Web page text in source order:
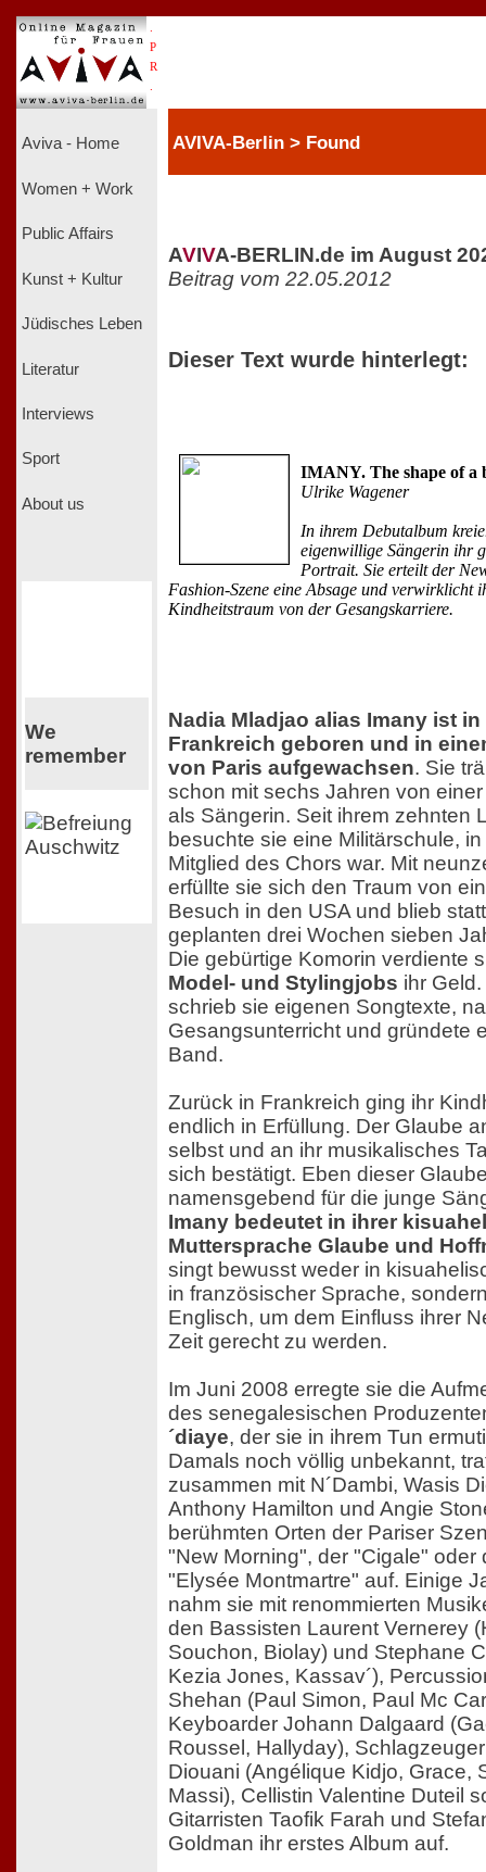
P
R
Aviva - Home
Women + Work
Public Affairs
Kunst + Kultur
Jüdisches Leben
Literatur
Interviews
Sport
About us
We
remember
AVIVA-Berlin > Found
AVIVA-BERLIN.de im August
Beitrag vom 22.05.2012
Dieser Text wurde hinterlegt:
IMANY. The shape of a
Ulrike Wagener
In ihrem Debutalbum
eigenwillige Sängerin ihr
Portrait. Sie erteilt der
Fashion-Szene eine Absage und verwirklicht
Kindheitstraum von der Gesangskarriere.
Nadia Mladjao alias Imany ist in
Frankreich geboren und in
von Paris aufgewachsen. Sie
schon mit sechs Jahren von
als Sängerin. Seit ihrem zehnten
besuchte sie eine Militärschule,
Mitglied des Chors war. Mit
erfüllte sie sich den Traum von
Besuch in den USA und blieb
geplanten drei Wochen sieben
Die gebürtige Komorin verdiente
Model- und Stylingjobs ihr
schrieb sie eigenen Songtexte,
Gesangsunterricht und gründete
Band.
Zurück in Frankreich ging ihr
endlich in Erfüllung. Der Glaube
selbst und an ihr musikalisches
sich bestätigt. Eben dieser
namensgebend für die junge
Imany bedeutet in ihrer
Muttersprache Glaube und
singt bewusst weder in
in französischer Sprache,
Englisch, um dem Einfluss ihrer
Zeit gerecht zu werden.
Im Juni 2008 erregte sie die
des senegalesischen
´diaye, der sie in ihrem Tun
Damals noch völlig unbekannt,
zusammen mit N´Dambi, Wasis
Anthony Hamilton und Angie
berühmten Orten der Pariser
"New Morning", der "Cigale" oder
"Elysée Montmartre" auf. Einige
nahm sie mit renommierten
den Bassisten Laurent Vernerey
Souchon, Biolay) und Stephane
Kezia Jones, Kassav´),
Shehan (Paul Simon, Paul Mc
Keyboarder Johann Dalgaard
Roussel, Hallyday),
Diouani (Angélique Kidjo, Grace,
Massi), Cellistin Valentine Duteil
Gitarristen Taofik Farah und
Goldman ihr erstes Album auf.